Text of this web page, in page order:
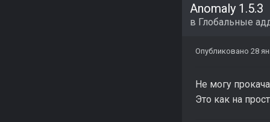
Anomaly 1.5.3
в Глобальные
Опубликовано 28
Не могу
Это как на